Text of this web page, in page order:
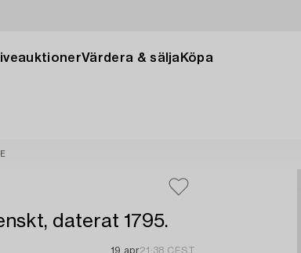
Värdera & sälja Köpa
daterat 1795.
19 apr21:38 CEST